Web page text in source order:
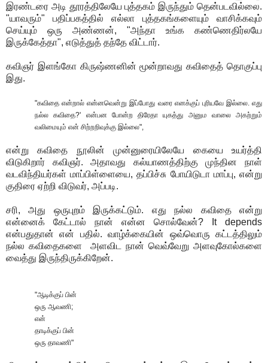
இரண்டரை அடி தூரத்திலேயே புத்தகம் இருந்தும் தென்படவில்லை.
"யாவரும்" பதிப்பகத்தில் எல்லா புத்தகங்களையும் வாசிக்கவும்
செய்யும் ஒரு அண்ணன், "அந்தா உங்க கண்ணெதிர்லயே
இருக்கேத்தா", எடுத்துத் தந்தே விட்டார்.
கவிஞர் இளங்கோ கிருஷ்ணனின் மூன்றாவது கவிதைத் தொகுப்பு
இது.
"கவிதை என்றால் என்னவென்று இப்போது வரை எனக்குப் புரியவே இல்லை. எது
நல்ல கவிதை?' என்பன போன்ற திரேதா யுகத்து அனும வாலை அகற்றும்
வலிமையும் என் சிற்றறிவுக்கு இல்லை",
என்று கவிதை நூலின் முன்னுரையிலேயே கையை உயர்த்தி
விடுகிறார் கவிஞர்.அதாவது கல்யாணத்திற்கு முந்தின நாள்
வடவிந்தியர்கள் மாப்பிள்ளையை, தப்பிச்சு போயிடுடா மாப்பு, என்று
குதிரை ஏற்றி விடுவர், அப்படி.
சரி,அது ஒருபுறம் இருக்கட்டும். எது நல்ல கவிதை என்று
என்னைக் கேட்டால் நான் என்ன சொல்வேன்? It depends
என்பதுதான் என் பதில்.வாழ்க்கையின் ஒவ்வொரு கட்டத்திலும்
நல்ல கவிதைகளை
அளவிட நான் வெவ்வேறு அளவுகோல்களை
வைத்து இருந்திருக்கிறேன்.
"ஆடிக்குப் பின்
ஒரு ஆவணி;
என்
தாடிக்குப் பின்
ஒரு தாவணி"